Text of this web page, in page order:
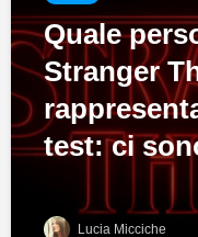
Quale
Stranger
test: ci
Lucia Micciche